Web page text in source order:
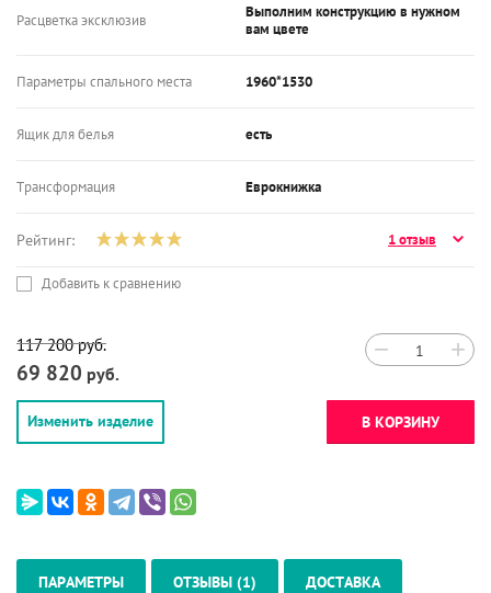
Расцветка эксклюзив
Выполним конструкцию в нужном
вам цвете
Параметры спального места 1960*1530
Ящик для белья есть
Трансформация Еврокнижка
Рейтинг: 1 отзыв
Добавить к сравнению
117 200руб.
69 820 руб.
− +
Изменить изделие В КОРЗИНУ
ПАРАМЕТРЫ ОТЗЫВЫ (1) ДОСТАВКА